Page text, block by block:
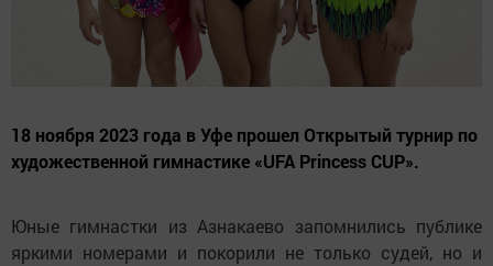
18 ноября 2023 года в Уфе прошел Открытый турнир по
художественной гимнастике «UFA Princess CUP».
Юные гимнастки из Азнакаево запомнились публике
яркими номерами и покорили не только судей, но и